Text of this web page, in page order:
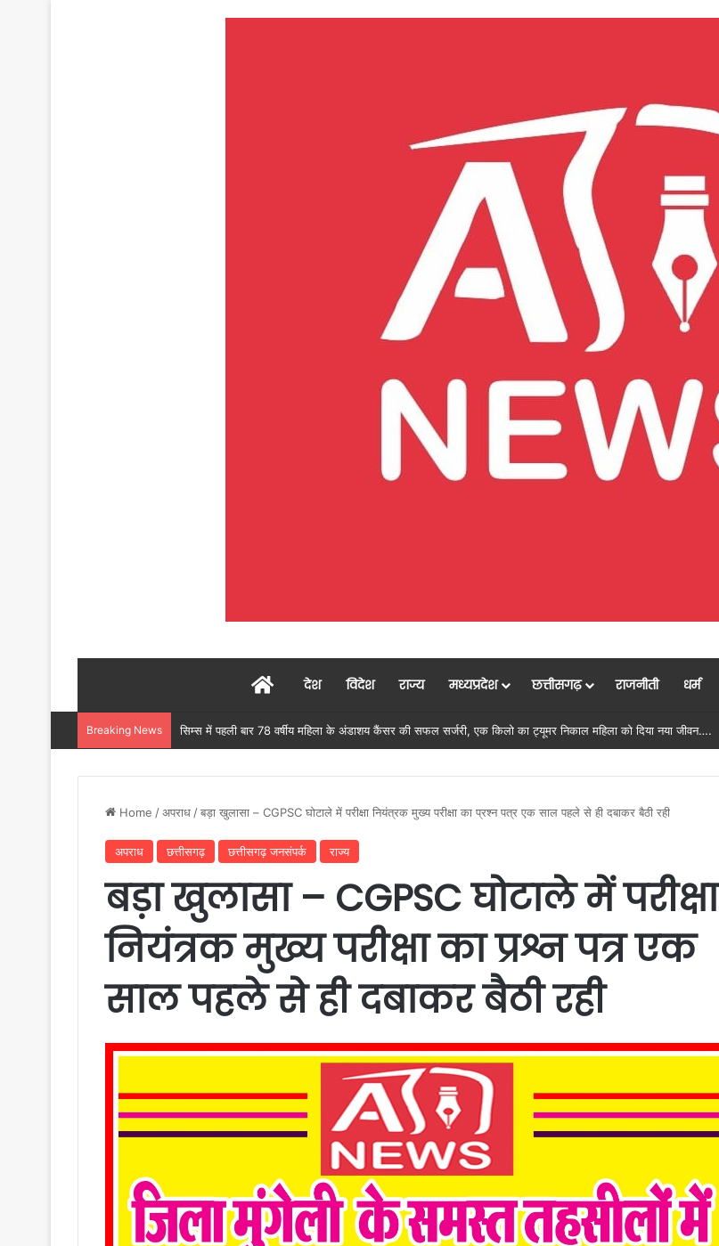
Homeदेश विदेश राज्य मध्यप्रदेश छत्तीसगढ़ राजनीती धर्म
Breaking News
Home /अपराध /बड़ा खुलासा – CGPSC घोटाले में परीक्षा नियंत्रक मुख्य परीक्षा का प्रश्न पत्र एक साल पहले से ही दबाकर बैठी रही
अपराध छत्तीसगढ़ छत्तीसगढ़ जनसंपर्क राज्य
बड़ा खुलासा – CGPSC घोटाले में परीक्षा
नियंत्रक मुख्य परीक्षा का प्रश्न पत्र एक
साल पहले से ही दबाकर बैठी रही